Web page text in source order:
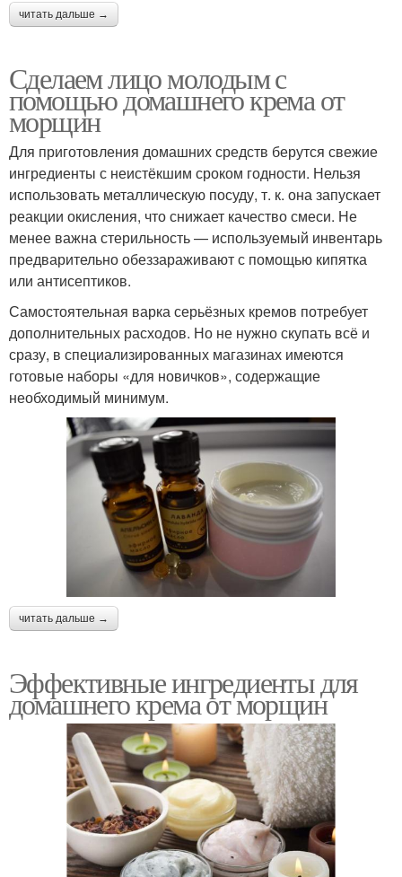
читать дальше →
Сделаем лицо молодым с
помощью домашнего крема от
морщин
Для приготовления домашних средств берутся свежие
ингредиенты с неистёкшим сроком годности. Нельзя
использовать металлическую посуду, т. к. она запускает
реакции окисления, что снижает качество смеси. Не
менее важна стерильность — используемый инвентарь
предварительно обеззараживают с помощью кипятка
или антисептиков.
Самостоятельная варка серьёзных кремов потребует
дополнительных расходов. Но не нужно скупать всё и
сразу, в специализированных магазинах имеются
готовые наборы «для новичков», содержащие
необходимый минимум.
читать дальше →
Эффективные ингредиенты для
домашнего крема от морщин